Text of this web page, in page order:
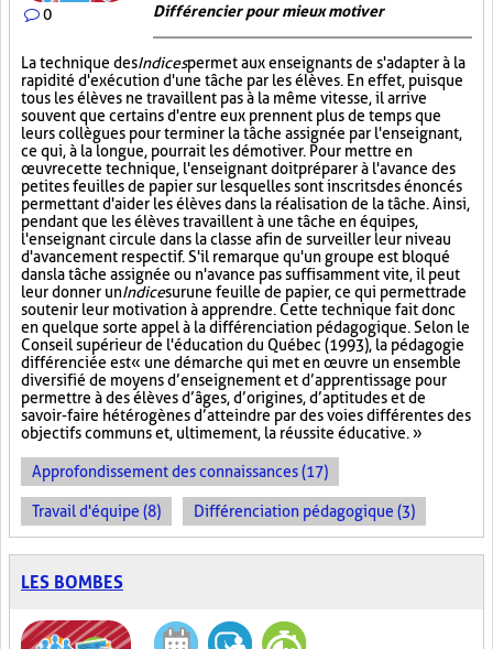
0 Différencier pour mieux motiver
La technique desIndicespermet aux enseignants de s'adapter à la
rapidité d'exécution d'une tâche par les élèves. En effet, puisque
tous les élèves ne travaillent pas à la même vitesse, il arrive
souvent que certains d'entre eux prennent plus de temps que
leurs collègues pour terminer la tâche assignée par l'enseignant,
ce qui, à la longue, pourrait les démotiver. Pour mettre en
œuvre cette technique, l'enseignant doit préparer à l'avance des
petites feuilles de papier sur lesquelles sont inscrits des énoncés
permettant d'aider les élèves dans la réalisation de la tâche. Ainsi,
pendant que les élèves travaillent à une tâche en équipes,
l'enseignant circule dans la classe afin de surveiller leur niveau
d'avancement respectif. S'il remarque qu'un groupe est bloqué
dans la tâche assignée ou n'avance pas suffisamment vite, il peut
leur donner unIndicesurune feuille de papier, ce qui permettra de
soutenir leur motivation à apprendre. Cette technique fait donc
en quelque sorte appel à la différenciation pédagogique. Selon le
Conseil supérieur de l'éducation du Québec (1993), la pédagogie
différenciée est « une démarche qui met en œuvre un ensemble
diversifié de moyens d’enseignement et d’apprentissage pour
permettre à des élèves d’âges, d’origines, d’aptitudes et de
savoir-faire hétérogènes d’atteindre par des voies différentes des
objectifs communs et, ultimement, la réussite éducative. »
Approfondissement des connaissances (17)
Travail d'équipe (8) Différenciation pédagogique (3)
LES BOMBES